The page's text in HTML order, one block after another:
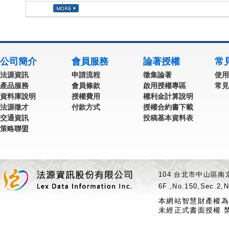
公司簡介
法源資訊
產品服務
資料庫說明
法源徵才
交通資訊
策略聯盟
會員服務
申請流程
會員條款
授權費用
付款方式
論著授權
徵集論著
啟用授權專區
權利金計算說明
授權合約書下載
投稿基本資料表
常
使
常
104 台北市中山區
本網站智慧財產權
未經正式書面授權